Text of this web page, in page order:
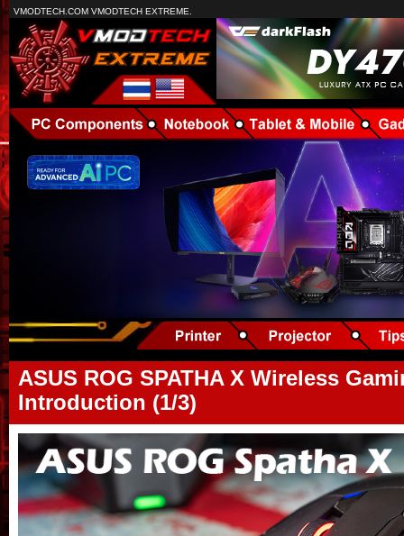
VMODTECH.COM VMODTECH EXTREME.
ASUS ROG SPATHA X Wireless
Introduction (1/3)